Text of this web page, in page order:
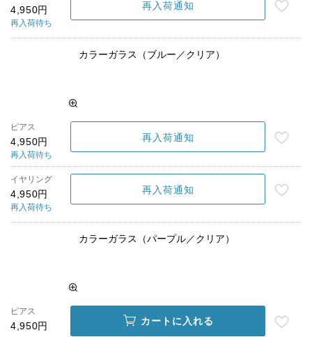
4,950円
再入荷待ち
再入荷通知
カラーガラス（ブルー／クリア）
ピアス
4,950円
再入荷待ち
再入荷通知
イヤリング
4,950円
再入荷待ち
再入荷通知
カラーガラス（パープル／クリア）
ピアス
4,950円 カートに入れる